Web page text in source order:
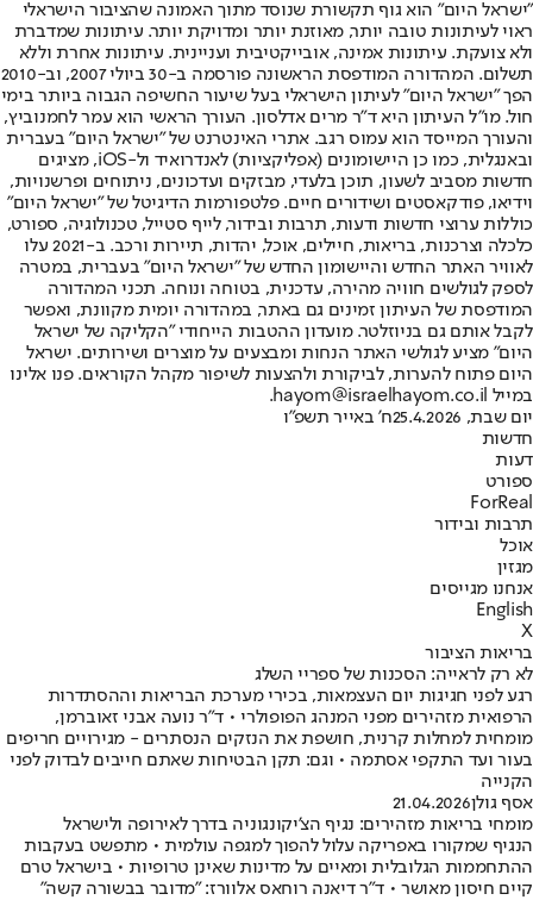
"ישראל היום" הוא גוף תקשורת שנוסד מתוך האמונה שהציבור הישראלי
ראוי לעיתונות טובה יותר, מאוזנת יותר ומדויקת יותר. עיתונות שמדברת
ולא צועקת. עיתונות אמינה, אובייקטיבית ועניינית. עיתונות אחרת וללא
תשלום. המהדורה המודפסת הראשונה פורסמה ב-30 ביולי 2007, וב-2010
הפך "ישראל היום" לעיתון הישראלי בעל שיעור החשיפה הגבוה ביותר בימי
חול. מו"ל העיתון היא ד"ר מרים אדלסון. העורך הראשי הוא עמר לחמנוביץ,
והעורך המייסד הוא עמוס רגב. אתרי האינטרנט של "ישראל היום" בעברית
ובאנגלית, כמו כן היישומונים (אפליקציות) לאנדרואיד ול-iOS, מציגים
חדשות מסביב לשעון, תוכן בלעדי, מבזקים ועדכונים, ניתוחים ופרשנויות,
וידיאו, פודקאסטים ושידורים חיים. פלטפורמות הדיגיטל של "ישראל היום"
כוללות ערוצי חדשות ודעות, תרבות ובידור, לייף סטייל, טכנולוגיה, ספורט,
כלכלה וצרכנות, בריאות, חיילים, אוכל, יהדות, תיירות ורכב. ב-2021 עלו
לאוויר האתר החדש והיישומון החדש של "ישראל היום" בעברית, במטרה
לספק לגולשים חוויה מהירה, עדכנית, בטוחה ונוחה. תכני המהדורה
המודפסת של העיתון זמינים גם באתר, במהדורה יומית מקוונת, ואפשר
לקבל אותם גם בניוזלטר. מועדון ההטבות הייחודי "הקליקה של ישראל
היום" מציע לגולשי האתר הנחות ומבצעים על מוצרים ושירותים. ישראל
היום פתוח להערות, לביקורת ולהצעות לשיפור מקהל הקוראים. פנו אלינו
במייל hayom@israelhayom.co.il.
יום שבת, 25.4.2026
ח' באייר תשפ"ו
חדשות
דעות
ספורט
ForReal
תרבות ובידור
אוכל
מגזין
אנחנו מגייסים
English
X
בריאות הציבור
לא רק לראייה: הסכנות של ספריי השלג
רגע לפני חגיגות יום העצמאות, בכירי מערכת הבריאות וההסתדרות
הרפואית מזהירים מפני המנהג הפופולרי • ד"ר נועה אבני זאוברמן,
מומחית למחלות קרנית, חושפת את הנזקים הנסתרים - מגירויים חריפים
בעור ועד התקפי אסתמה • וגם: תקן הבטיחות שאתם חייבים לבדוק לפני
הקנייה
אסף גולן21.04.2026
מומחי בריאות מזהירים: נגיף הצ'יקונגוניה בדרך לאירופה ולישראל
הנגיף שמקורו באפריקה עלול להפוך למגפה עולמית • מתפשט בעקבות
ההתחממות הגלובלית ומאיים על מדינות שאינן טרופיות • בישראל טרם
קיים חיסון מאושר • ד"ר דיאנה רוחאס אלוורז: "מדובר בבשורה קשה"